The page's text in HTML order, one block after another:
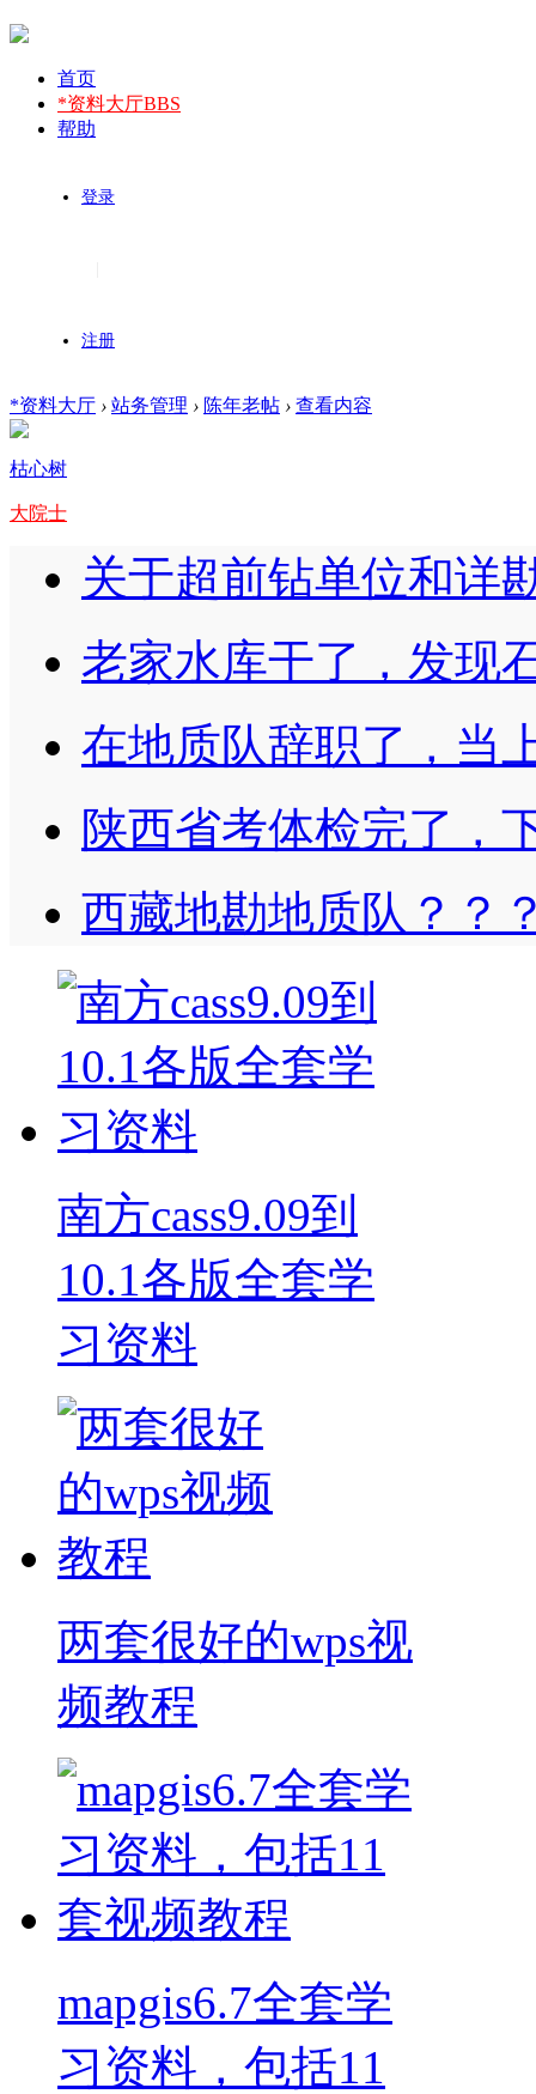
首页
*资料大厅BBS
帮助
登录
注册
*资料大厅 › 站务管理 › 陈年老帖 › 查看内容
枯心树
大院士
关于超前钻单位和详
老家水库干了，发现
在地质队辞职了，当
陕西省考体检完了，
西藏地勘地质队？？
南方cass9.09到
10.1各版全套学
习资料
两套很好的wps视
频教程
mapgis6.7全套学
习资料，包括11